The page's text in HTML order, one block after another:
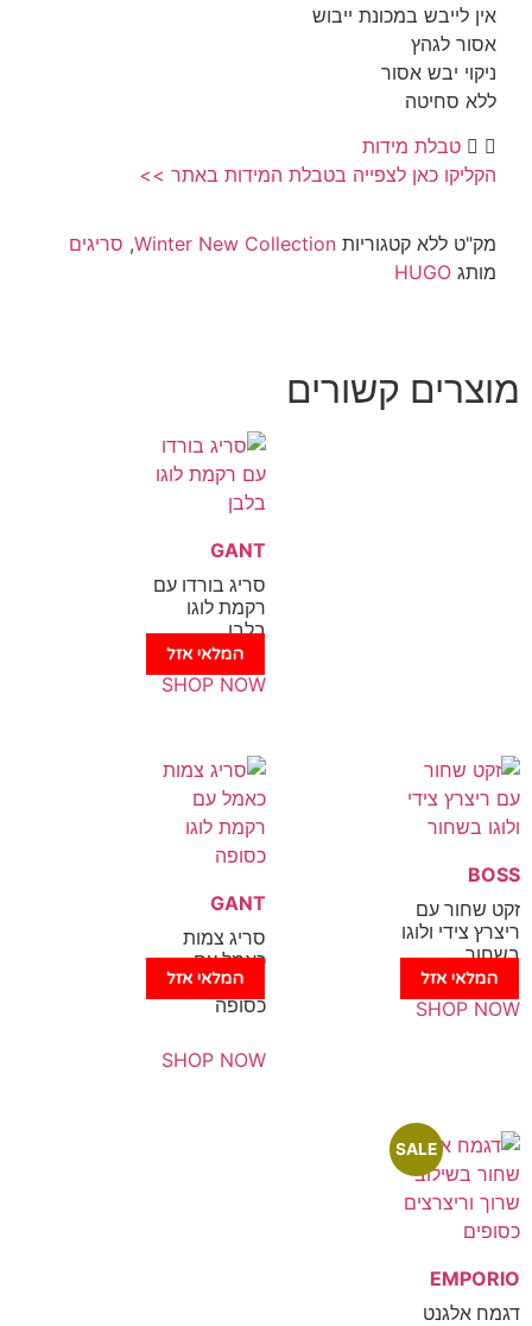
במכונת ייבוש
אסור
מידות
כאן לצפייה בטבלת המידות באתר >>
קטגוריות Winter New Collection
,סריגים
קשורים
סריג בורדו עם
SHOP NOW
עם
SHOP NOW
SALE